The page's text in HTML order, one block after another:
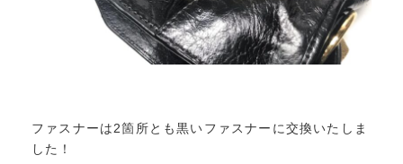
ファスナーは2箇所とも黒いファスナーに交換いたしま
した！